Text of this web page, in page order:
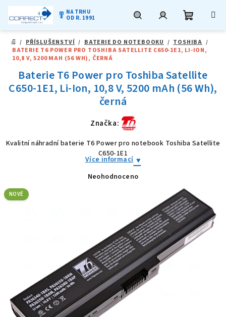
obsah
military_tech NA TRHU
OD R. 1991
DOMŮ
/ PŘÍSLUŠENSTVÍ / BATERIE DO NOTEBOOKU / TOSHIBA /
BATERIE T6 POWER PRO TOSHIBA SATELLITE C650-1E1, LI-ION,
10,8 V, 5200 MAH (56 WH), ČERNÁ
Baterie T6 Power pro Toshiba Satellite
C650-1E1, Li-Ion, 10,8 V, 5200 mAh (56 Wh),
černá
Značka:
Kvalitní náhradní baterie T6 Power pro notebook Toshiba Satellite
C650-1E1
Více informací
Průměrné
hvězdiček.
Neohodnoceno
NOVÉ